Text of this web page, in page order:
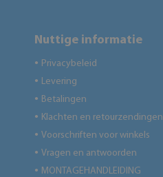
Nuttige informatie
● Privacybeleid
● Levering
● Betalingen
● Klachten en retourzendingen
● Voorschriften voor winkels
● Vragen en antwoorden
● MONTAGEHANDLEIDING